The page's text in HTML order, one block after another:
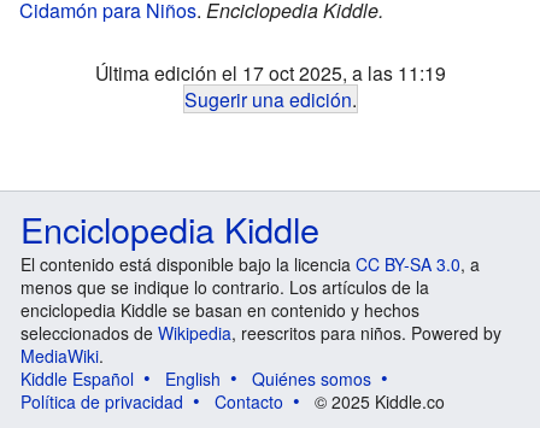
Cidamón para Niños. Enciclopedia Kiddle.
Última edición el 17 oct 2025, a las 11:19
Sugerir una edición.
Enciclopedia Kiddle
El contenido está disponible bajo la licencia CC BY-SA 3.0, a
menos que se indique lo contrario. Los artículos de la
enciclopedia Kiddle se basan en contenido y hechos
seleccionados de Wikipedia, reescritos para niños. Powered by
MediaWiki.
Kiddle Español
English
Quiénes somos
Política de privacidad
Contacto © 2025 Kiddle.co